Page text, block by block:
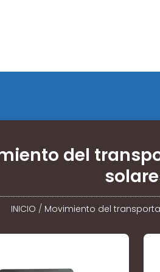
del
INICIO / Movimiento del